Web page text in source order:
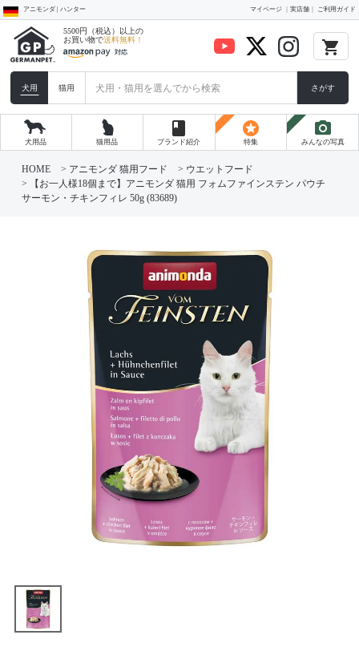
アニモンダ | ハンター マイページ 実店舗 ご利用ガイド
5500円（税込）以上の
お買い物で送料無料！ local_grocery_store
犬用 猫用 さがす
犬用品 猫用品
book
ブランド紹介
stars
特集
photo_camera
みんなの写真
HOME アニモンダ 猫用フード
ウエットフード
【お一人様18個まで】アニモンダ 猫用 フォムファインステン パウチ
サーモン・チキンフィレ 50g (83689)